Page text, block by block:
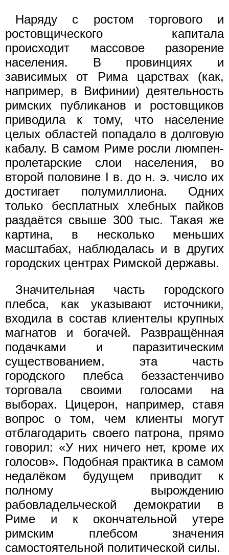
Наряду с ростом торгового и
ростовщического капитала
происходит массовое разорение
населения. В провинциях и
зависимых от Рима царствах (как,
например, в Вифинии) деятельность
римских публиканов и ростовщиков
приводила к тому, что население
целых областей попадало в долговую
кабалу. В самом Риме росли люмпен-
пролетарские слои населения, во
второй половине I в. до н. э. число их
достигает полумиллиона. Одних
только бесплатных хлебных пайков
раздаётся свыше 300 тыс. Такая же
картина, в несколько меньших
масштабах, наблюдалась и в других
городских центрах Римской державы.
Значительная часть городского
плебса, как указывают источники,
входила в состав клиентелы крупных
магнатов и богачей. Развращённая
подачками и паразитическим
существованием, эта часть
городского плебса беззастенчиво
торговала своими голосами на
выборах. Цицерон, например, ставя
вопрос о том, чем клиенты могут
отблагодарить своего патрона, прямо
говорил: «У них ничего нет, кроме их
голосов». Подобная практика в самом
недалёком будущем приводит к
полному вырождению
рабовладельческой демократии в
Риме и к окончательной утере
римским плебсом значения
самостоятельной политической силы.